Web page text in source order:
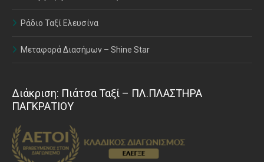
Ράδιο Ταξί Ελευσίνα
Μεταφορά Διασήμων – Shine Star
Διάκριση: Πιάτσα Ταξί – ΠΛ.ΠΛΑΣΤΗΡΑ
ΠΑΓΚΡΑΤΙΟΥ